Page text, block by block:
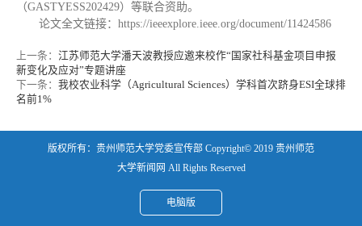
（GASTYESS202429）等联合资助。
论文全文链接：https://ieeexplore.ieee.org/document/11424586
上一条： 江苏师范大学潘天波教授应邀来校作“国家社科基金项目申报
新变化及应对”专题讲座
下一条： 我校农业科学（Agricultural Sciences）学科首次跻身ESI全球排
名前1%
版权所有：贵州师范大学党委宣传部 Copyright© 2019 贵州师范
大学新闻网 All Rights Reserved
电脑版